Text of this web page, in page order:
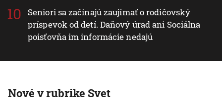
Seniori sa začínajú zaujímať o rodičovský
príspevok od detí. Daňový úrad ani Sociálna
poisťovňa im informácie nedajú
Nové v rubrike Svet